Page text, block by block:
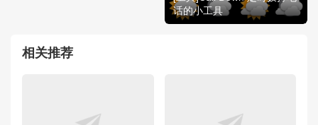
话的小工具
相关推荐